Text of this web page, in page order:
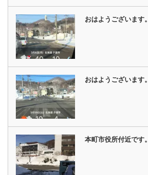
おはようございます。
おはようございます。
本町市役所付近です。